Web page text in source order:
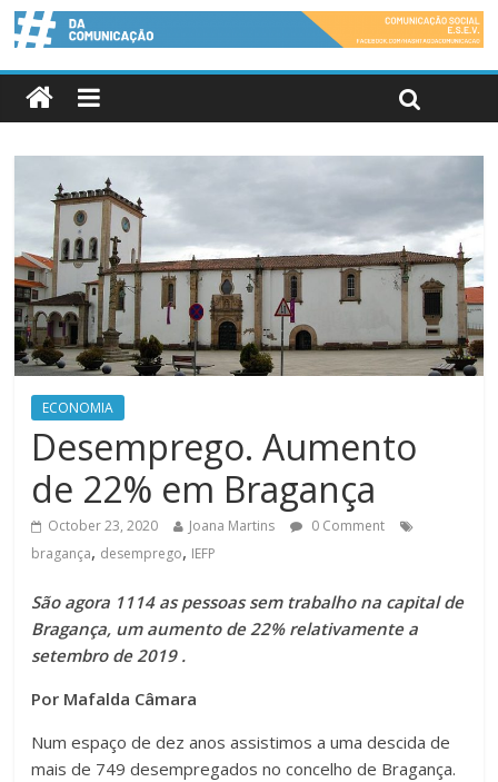
ECONOMIA
Desemprego. Aumento
de 22% em Bragança
October 23, 2020 Joana Martins
0 Comment
bragança, desemprego, IEFP
São agora 1114 as pessoas sem trabalho na capital de
Bragança, um aumento de 22% relativamente a
setembro de 2019 .
Por Mafalda Câmara
Num espaço de dez anos assistimos a uma descida de
mais de 749 desempregados no concelho de Bragança.